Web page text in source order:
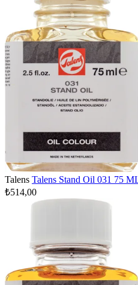
Talens Talens Stand Oil 031 75
₺514,00